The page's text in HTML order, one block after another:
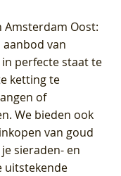
Amsterdam Oost:
van
perfecte staat te
ketting te
of
We bieden ook
van goud
sieraden- en
uitstekende